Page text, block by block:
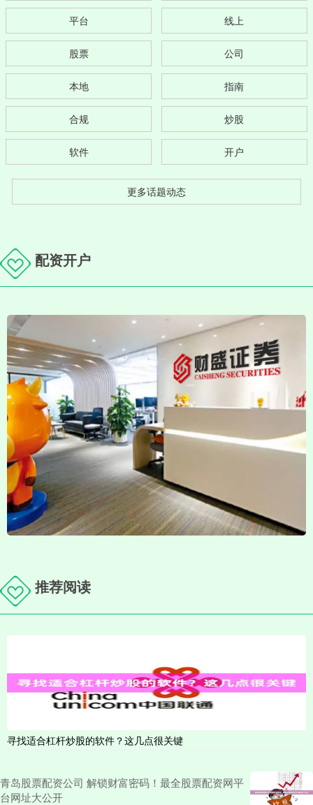
平台 线上
股票 公司
本地 指南
合规 炒股
软件 开户
更多话题动态
配资开户
推荐阅读
寻找适合杠杆炒股的软件？这几点很关键
青岛股票配资公司 解锁财富密码！最全股票配资网平
台网址大公开